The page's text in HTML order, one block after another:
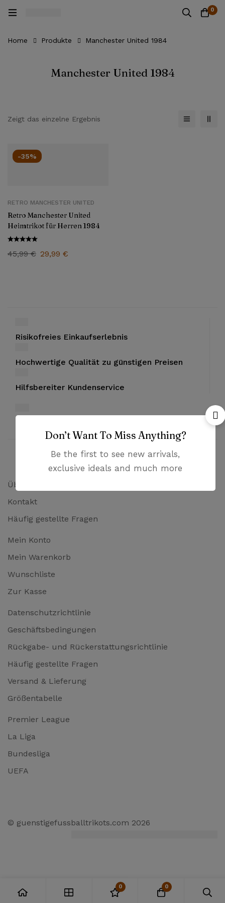
0
Home Produkte Manchester United 1984
Manchester United 1984
Zeigt das einzelne Ergebnis
-35%
RETRO MANCHESTER UNITED
Retro Manchester United
Heimtrikot für Herren 1984
45,99€ 29,99 €
Risikofreies Einkaufserlebnis
Hochwertige Qualität zu günstigen Preisen
Hilfsbereiter Kundenservice
Über uns
Kontakt
Häufig gestellte Fragen
Mein Konto
Mein Warenkorb
Wunschliste
Zur Kasse
Datenschutzrichtlinie
Geschäftsbedingungen
Rückgabe- und Rückerstattungsrichtlinie
Häufig gestellte Fragen
Versand & Lieferung
Größentabelle
Premier League
La Liga
Bundesliga
UEFA
© guenstigefussballtrikots.com 2026
Don’t Want To Miss Anything?
Be the first to see new arrivals,
exclusive ideals and much more
0 0